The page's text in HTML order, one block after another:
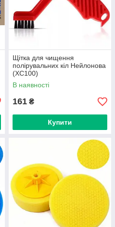
Щітка для чищення
полірувальних кіл Нейлонова
(XC100)
В наявності
161 ₴
Купити